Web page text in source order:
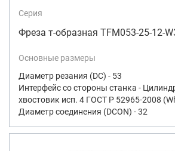
Серия
Фреза т-образная TFM053-25-12-
Основные размеры
Диаметр резания (DC) - 53
Интерфейс со стороны станка -
хвостовик исп. 4 ГОСТ Р 52965-2008
Диаметр соединения (DCON) - 32